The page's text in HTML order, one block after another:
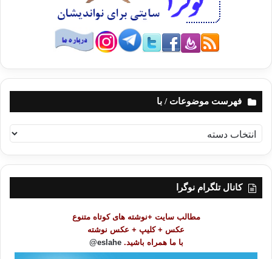
فهرست موضوعات / با
ه
ر
کانال تلگرام نوگرا
مطالب سایت +نوشته های کوتاه متنوع
عکس + کلیپ + عکس نوشته
با ما همراه باشید. eslahe@